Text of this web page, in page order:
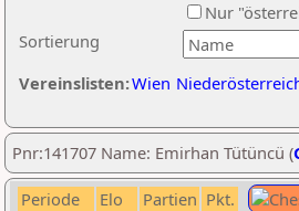
Sortierung
Nur
Vereinslisten:Wien
Pnr:141707 Name: Emirhan Tütüncü (
Periode Elo Partien Pkt.